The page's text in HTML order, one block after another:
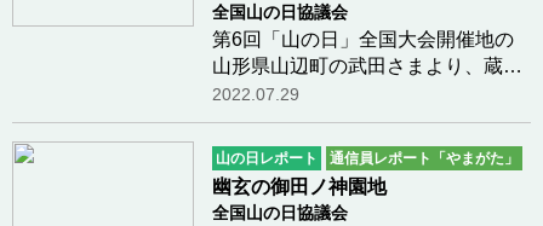
全国山の日協議会
第6回「山の日」全国大会開催地の
山形県山辺町の武田さまより、蔵王
熊野岳への地元愛溢れる山行記録に
ついてご紹介いただきましたので投
稿させていただきます。自宅から歩
いて今年は「山の日全国大会」が蔵
王山で開催される…つづきを読む
2022.07.29
山の日レポート 通信員レポート「やまがた」
幽玄の御田ノ神園地
全国山の日協議会